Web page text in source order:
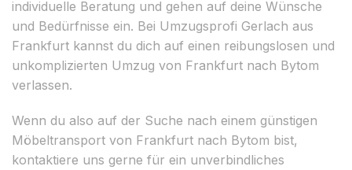
individuelle Beratung und gehen auf deine Wünsche
und Bedürfnisse ein. Bei Umzugsprofi Gerlach aus
Frankfurt kannst du dich auf einen reibungslosen und
unkomplizierten Umzug von Frankfurt nach Bytom
verlassen.
Wenn du also auf der Suche nach einem günstigen
Möbeltransport von Frankfurt nach Bytom bist,
kontaktiere uns gerne für ein unverbindliches